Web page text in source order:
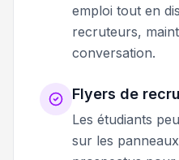
emploi tout en
recruteurs,
conversation.
Flyers de
Les étudiants
sur les